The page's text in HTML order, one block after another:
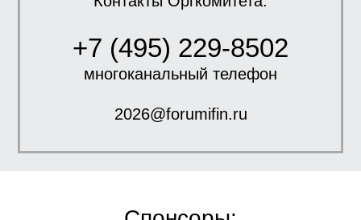
+7 (495) 229-8502
многоканальный телефон
2026@forumifin.ru